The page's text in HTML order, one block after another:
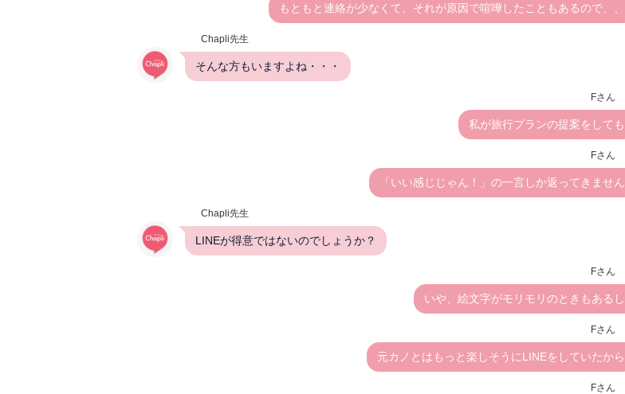
もともと連絡が少なくて、それが原因で喧嘩したこともあるので、、
Chapli先生
そんな方もいますよね・・・
Fさん
私が旅行プランの提案をしても
Fさん
「いい感じじゃん！」の一言しか返ってきません
Chapli先生
LINEが得意ではないのでしょうか？
Fさん
いや、絵文字がモリモリのときもあるし
Fさん
元カノとはもっと楽しそうにLINEをしていたから
Fさん